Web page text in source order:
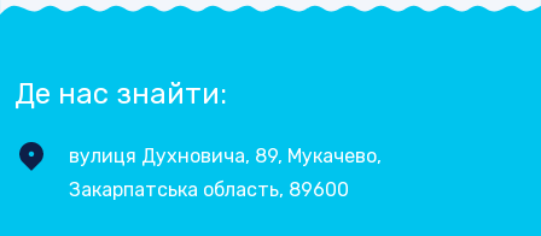
Де нас знайти:
вулиця Духновича, 89, Мукачево,
Закарпатська область, 89600